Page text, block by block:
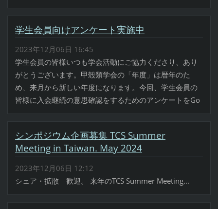
学生会員向けアンケート実施中
2023年12月06日 16:45
学生会員の皆様いつも学会活動にご協力くださり、あり
がとうございます。甲殻類学会の「年度」は暦年のた
め、来月から新しい年度になります。今回、学生会員の
皆様に入会継続の意思確認をするためのアンケートをGo
シンポジウム企画募集 TCS Summer
Meeting in Taiwan. May 2024
2023年12月06日 12:12
シェア・拡散 歓迎。 来年のTCS Summer Meeting...